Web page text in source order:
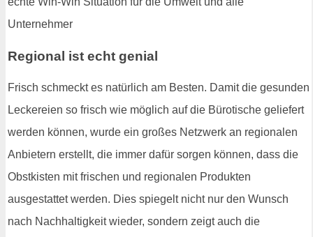
Unternehmer
Regional ist echt genial
Frisch schmeckt es natürlich am Besten. Damit die gesunden
Leckereien so frisch wie möglich auf die Bürotische geliefert
werden können, wurde ein großes Netzwerk an regionalen
Anbietern erstellt, die immer dafür sorgen können, dass die
Obstkisten mit frischen und regionalen Produkten
ausgestattet werden. Dies spiegelt nicht nur den Wunsch
nach Nachhaltigkeit wieder, sondern zeigt auch die